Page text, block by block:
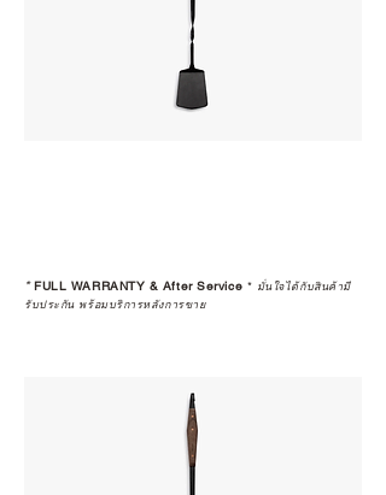
*FULL WARRANTY & After Service * มั่นใจได้กับสินค้ามี
รับประกัน พร้อมบริการหลังการขาย